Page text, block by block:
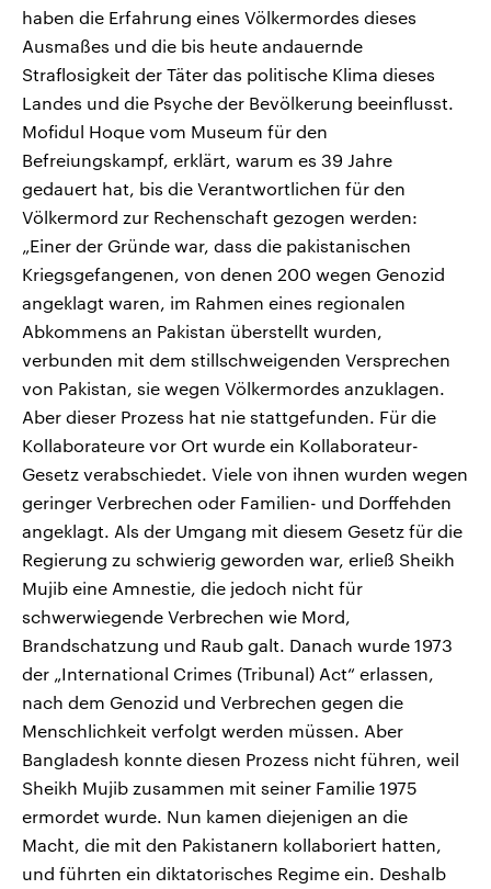
haben die Erfahrung eines Völkermordes dieses
Ausmaßes und die bis heute andauernde
Straflosigkeit der Täter das politische Klima dieses
Landes und die Psyche der Bevölkerung beeinflusst.
Mofidul Hoque vom Museum für den
Befreiungskampf, erklärt, warum es 39 Jahre
gedauert hat, bis die Verantwortlichen für den
Völkermord zur Rechenschaft gezogen werden:
„Einer der Gründe war, dass die pakistanischen
Kriegsgefangenen, von denen 200 wegen Genozid
angeklagt waren, im Rahmen eines regionalen
Abkommens an Pakistan überstellt wurden,
verbunden mit dem stillschweigenden Versprechen
von Pakistan, sie wegen Völkermordes anzuklagen.
Aber dieser Prozess hat nie stattgefunden. Für die
Kollaborateure vor Ort wurde ein Kollaborateur-
Gesetz verabschiedet. Viele von ihnen wurden wegen
geringer Verbrechen oder Familien- und Dorffehden
angeklagt. Als der Umgang mit diesem Gesetz für die
Regierung zu schwierig geworden war, erließ Sheikh
Mujib eine Amnestie, die jedoch nicht für
schwerwiegende Verbrechen wie Mord,
Brandschatzung und Raub galt. Danach wurde 1973
der „International Crimes (Tribunal) Act“ erlassen,
nach dem Genozid und Verbrechen gegen die
Menschlichkeit verfolgt werden müssen. Aber
Bangladesh konnte diesen Prozess nicht führen, weil
Sheikh Mujib zusammen mit seiner Familie 1975
ermordet wurde. Nun kamen diejenigen an die
Macht, die mit den Pakistanern kollaboriert hatten,
und führten ein diktatorisches Regime ein. Deshalb